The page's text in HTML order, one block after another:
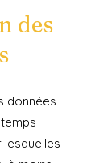
des
données
lesquelles